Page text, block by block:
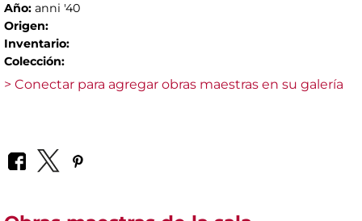
Año: anni '40
Origen:
Inventario:
Colección:
> Conectar para agregar obras maestras en su galería